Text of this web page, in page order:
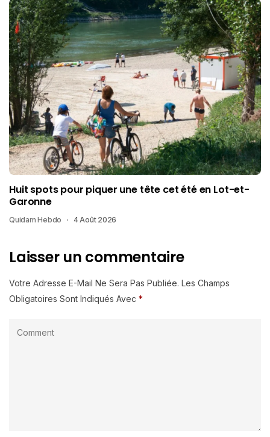
Huit spots pour piquer une tête cet été en Lot-et-
Garonne
Quidam Hebdo 4 Août 2026
Laisser un commentaire
Votre Adresse E-Mail Ne Sera Pas Publiée. Les Champs
Obligatoires Sont Indiqués Avec *